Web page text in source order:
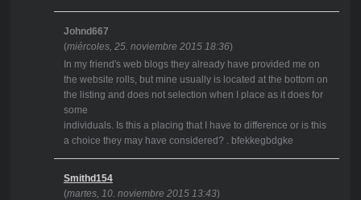
Johnd667
(miércoles, 25. noviembre 2015 18:36)
In my friend's web blogs they already have provided me on
the website rolls, but mine usually is located at the bottom on
the listing and does not selection when I place as it does for
some
individuals. Is this a placing that I have to difference or is this
a choice they may have considered? . bfekkegbdgke
Smithd154
(martes, 10. noviembre 2015 13:43)